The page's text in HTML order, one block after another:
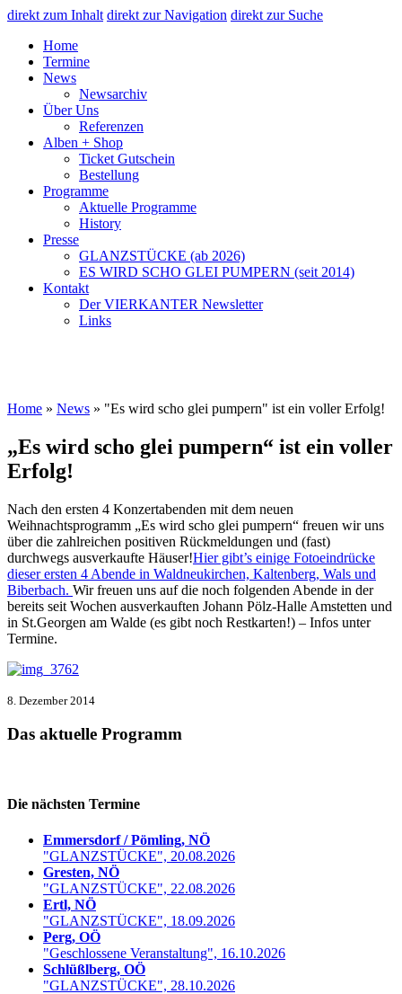
direkt zum Inhalt direkt zur Navigation direkt zur Suche
Home
Termine
News
Newsarchiv
Über Uns
Referenzen
Alben + Shop
Ticket Gutschein
Bestellung
Programme
Aktuelle Programme
History
Presse
GLANZSTÜCKE (ab 2026)
ES WIRD SCHO GLEI PUMPERN (seit 2014)
Kontakt
Der VIERKANTER Newsletter
Links
Home » News » "Es wird scho glei pumpern" ist ein voller Erfolg!
„Es wird scho glei pumpern“ ist ein voller
Erfolg!
Nach den ersten 4 Konzertabenden mit dem neuen
Weihnachtsprogramm „Es wird scho glei pumpern“ freuen wir uns
über die zahlreichen positiven Rückmeldungen und (fast)
durchwegs ausverkaufte Häuser!Hier gibt’s einige Fotoeindrücke
dieser ersten 4 Abende in Waldneukirchen, Kaltenberg, Wals und
Biberbach. Wir freuen uns auf die noch folgenden Abende in der
bereits seit Wochen ausverkauften Johann Pölz-Halle Amstetten und
in St.Georgen am Walde (es gibt noch Restkarten!) – Infos unter
Termine.
8. Dezember 2014
Das aktuelle Programm
Die nächsten Termine
Emmersdorf / Pömling, NÖ
"GLANZSTÜCKE", 20.08.2026
Gresten, NÖ
"GLANZSTÜCKE", 22.08.2026
Ertl, NÖ
"GLANZSTÜCKE", 18.09.2026
Perg, OÖ
"Geschlossene Veranstaltung", 16.10.2026
Schlüßlberg, OÖ
"GLANZSTÜCKE", 28.10.2026